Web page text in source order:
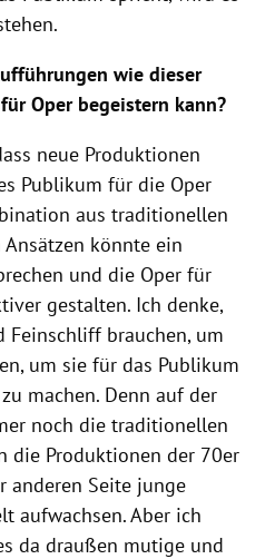
wie dieser
Oper begeistern kann?
neue Produktionen
Publikum für die Oper
aus traditionellen
könnte ein
und die Oper für
gestalten. Ich denke,
brauchen, um
um sie für das Publikum
machen. Denn auf der
noch die traditionellen
die Produktionen der 70er
anderen Seite junge
aufwachsen. Aber ich
da draußen mutige und